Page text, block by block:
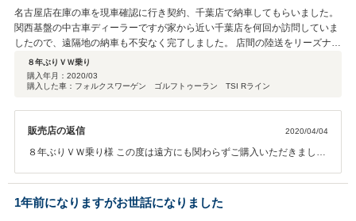
しい中誠にありがとうございました。励みに頑張らせて頂きます。
名古屋店在庫の車を現車確認に行き契約、千葉店で納車してもらいました。
関西基盤の中古車ディーラーですが家から近い千葉店を何回か訪問していま
したので、遠隔地の納車も不安なく完了しました。 店間の陸送をリーズナブ
ルな価格でしてくれるので、外車を探す場合には膨大なグループ店在庫数か
ら選ぶことができます。 販売店が遠隔地で納車後もお付き合いする店ではな
いためか、契約後の問い合わせや納車整備などの対応は格別丁寧という印象
８年ぶりＶＷ乗り
購入年月： 2020/03
購入した車：フォルクスワーゲン ゴルフトゥーラン TSI Rライン
販売店の返信 2020/04/04
８年ぶりＶＷ乗り様 この度は遠方にも関わらずご購入いただきまして
に別途費用となりますご納車前点検整備費用をご案内を差し上げまし
たが、 お知り合いの修理工場様でご対応なさられるとの事でしたの
で、省かさせていただき、ご契約をいただきました。 納税証明書取得
1年前になりますがお世話になりました